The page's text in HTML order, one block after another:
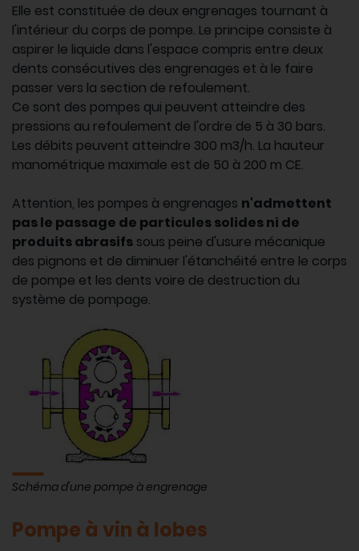
Elle est constituée de deux engrenages tournant à
l'intérieur du corps de pompe. Le principe consiste à
aspirer le liquide dans l'espace compris entre deux
dents consécutives des engrenages et à le faire
passer vers la section de refoulement.
Ce sont des pompes qui peuvent atteindre des
pressions au refoulement de l'ordre de 5 à 30 bars.
Les débits peuvent atteindre 300 m3/h. La hauteur
manométrique maximale est de 50 à 200 m CE.
Attention, les pompes à engrenages n'admettent
pas le passage de particules solides ni de
produits abrasifs sous peine d'usure mécanique
des pignons et de diminuer l'étanchéité entre le corps
de pompe et les dents voire de destruction du
système de pompage.
Schéma d'une pompe à engrenage
Pompe à vin à lobes